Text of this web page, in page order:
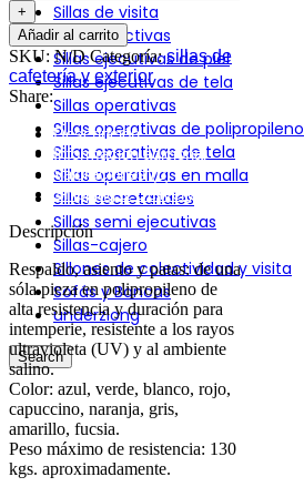
Sillas de visita
Sillas Directivas
Sillas ejecutivas de piel
Sillas ejecutivas de tela
Sillas operativas
Sillas operativas de polipropileno
Sillas operativas de tela
Sillas operativas en malla
Sillas secretariales
Sillas semi ejecutivas
Sillas-cajero
Sillones de colectividad y visita
Sofás y Bancas
underzlong
Search
Añadir al carrito
SKU:N/DCategoría: sillas de
cafetería y exterior
Share:
Descripción
Información adicional
Valoraciones (0)
Shipping & Delivery
Descripción
Respaldo, asiento y patas: de una
sóla pieza en polipropileno de
alta resistencia y duración para
intemperie, resistente a los rayos
ultravioleta (UV) y al ambiente
salino.
Color: azul, verde, blanco, rojo,
capuccino, naranja, gris,
amarillo, fucsia.
Peso máximo de resistencia: 130
kgs. aproximadamente.